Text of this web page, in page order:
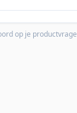
op je